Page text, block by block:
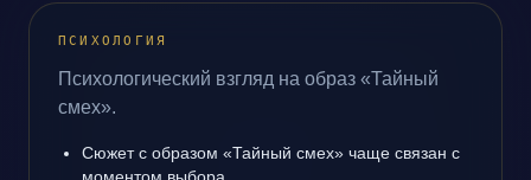
ПСИХОЛОГИЯ
Психологический взгляд на образ «Тайный
смех».
Сюжет с образом «Тайный смех» чаще связан с